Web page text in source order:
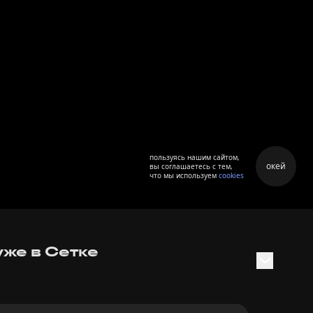
в Сетке
пользуясь нашим сайтом,
вы соглашаетесь с тем,
что мы используем cookies
окей